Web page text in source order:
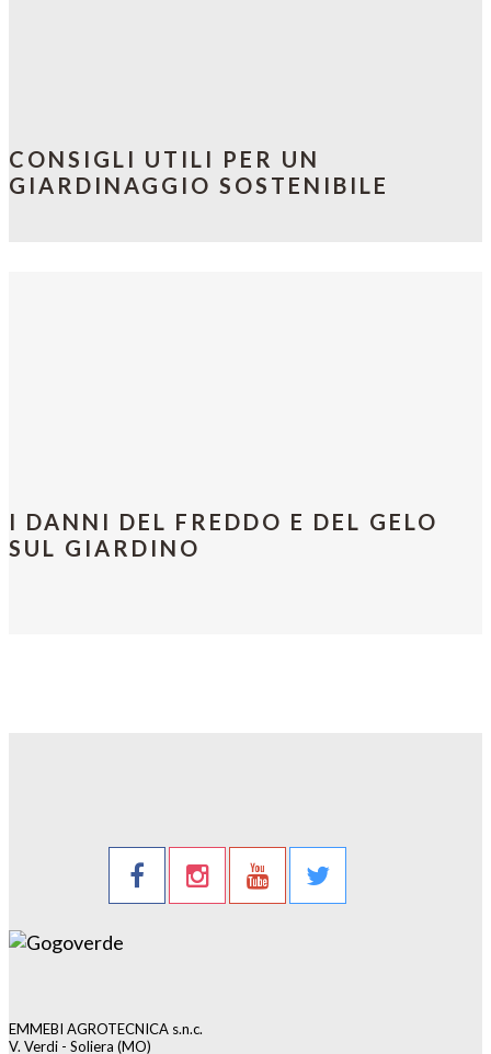
CONSIGLI UTILI PER UN
GIARDINAGGIO SOSTENIBILE
I DANNI DEL FREDDO E DEL GELO
SUL GIARDINO
EMMEBI AGROTECNICA s.n.c.
V. Verdi - Soliera (MO)